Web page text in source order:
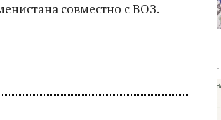
совместно с ВОЗ.